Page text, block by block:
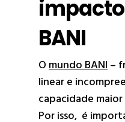
BANI
Omundo BANI–
linear e
capacidade
Por isso, é